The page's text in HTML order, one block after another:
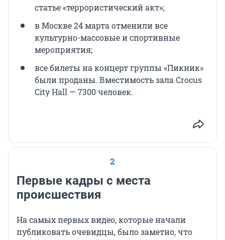
статье «террористический акт»;
в Москве 24 марта отменили все
культурно-массовые и спортивные
мероприятия;
все билеты на концерт группы «Пикник»
были проданы. Вместимость зала Crocus
City Hall — 7300 человек.
2
Первые кадры с места
происшествия
На самых первых видео, которые начали
публиковать очевидцы, было заметно, что